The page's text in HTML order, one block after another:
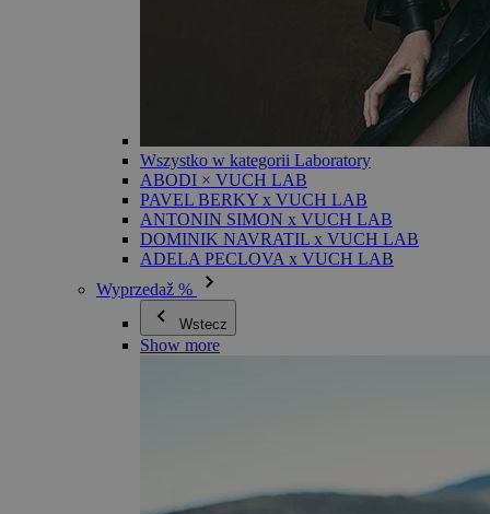
Wszystko w kategorii Laboratory
ABODI × VUCH LAB
PAVEL BERKY x VUCH LAB
ANTONIN SIMON x VUCH LAB
DOMINIK NAVRATIL x VUCH LAB
ADELA PECLOVA x VUCH LAB
Wyprzedaž %
Wstecz
Show more